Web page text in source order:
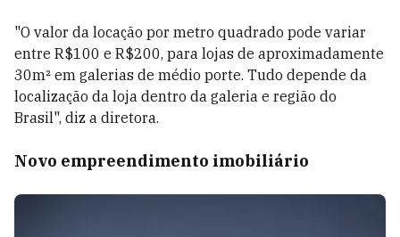
"O valor da locação por metro quadrado pode variar
entre R$100 e R$200, para lojas de aproximadamente
30m² em galerias de médio porte. Tudo depende da
localização da loja dentro da galeria e região do
Brasil", diz a diretora.
Novo empreendimento imobiliário